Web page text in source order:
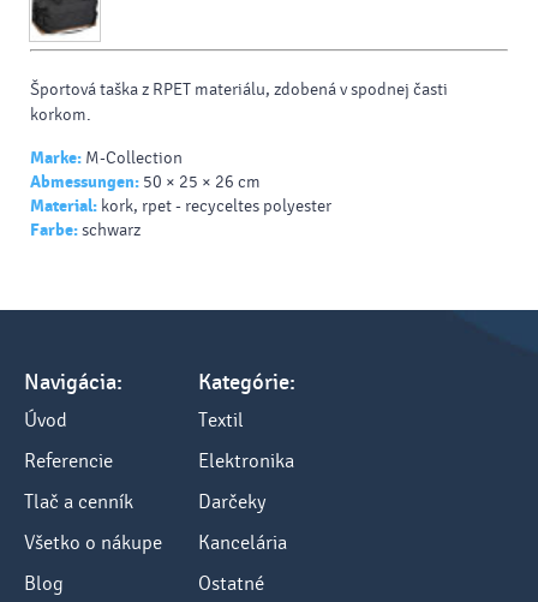
Športová taška z RPET materiálu, zdobená v spodnej časti
korkom.
Marke: M-Collection
Abmessungen: 50 × 25 × 26 cm
Material: kork, rpet - recyceltes polyester
Farbe:schwarz
Navigácia:
Úvod
Referencie
Tlač a cenník
Všetko o nákupe
Blog
Kategórie:
Textil
Elektronika
Darčeky
Kancelária
Ostatné